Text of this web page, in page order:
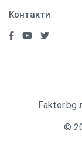
Контакти
Faktor.bg
©